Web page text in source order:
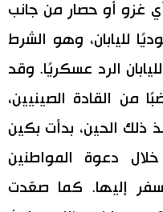
غزو أو حصار من جانب
لليابان، وهو الشرط
الرد عسكريًا. وقد
من القادة الصينيين،
ذلك الحين، بدأت بكين
خلال دعوة المواطنين
إليها. كما صعّدت